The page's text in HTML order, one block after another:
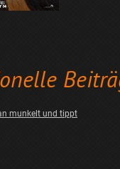
munkelt und tippt